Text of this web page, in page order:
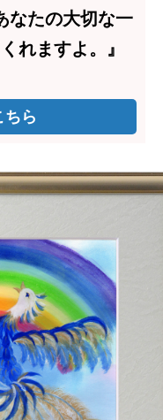
なたの大切な一
れますよ。』
ちら